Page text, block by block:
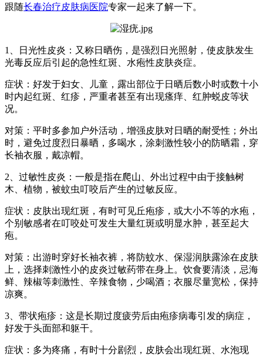
跟随长春治疗皮肤病医院专家一起来了解一下。
1、日光性皮炎：又称日晒伤，是强烈日光照射，使皮肤发生
光毒反应后引起的急性红斑、水疱性皮肤炎症。
症状：好发于妇女、儿童，露出部位于日晒后数小时或数十小
时内起红斑、红疹，严重者甚至有出现瘙痒、红肿蜕皮等状
况。
对策：平时多参加户外活动，增强皮肤对日晒的耐受性；外出
时，避免过度烈日暴晒，多喝水，涂刺激性较小的防晒霜，穿
长袖衣服，戴凉帽。
2、过敏性皮炎：一般是指在爬山、外出过程中由于接触树
木、植物，被蚊虫叮咬后产生的过敏反应。
症状：皮肤出现红斑，有时可见丘疱疹，或大小不等的水疱，
个别敏感者在叮咬处可发生大量红斑或明显水肿，甚至起大
疱。
对策：出游时穿好长袖衣裤，将防蚊水、保湿润肤露涂在皮肤
上，选择刺激性小的皮炎过敏药带在身上。饮食要清淡，忌海
鲜、辣椒等刺激性、辛辣食物，少喝酒；衣服尽量宽松，保持
凉爽。
3、带状疱疹：这是长期过度疲劳后由疱疹病毒引发的病症，
好发于头面部和躯干。
症状：多为疼痛，有时十分剧烈，皮肤会出现红斑、水泡现